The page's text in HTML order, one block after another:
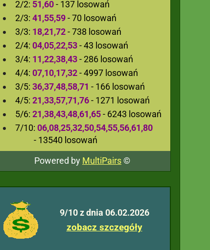
2/2: 51,60- 137 losowań
2/3: 41,55,59- 70 losowań
3/3: 18,21,72- 738 losowań
2/4: 04,05,22,53- 43 losowań
3/4: 11,22,38,43- 286 losowań
4/4: 07,10,17,32- 4997 losowań
3/5: 36,37,48,58,71 - 166 losowań
4/5: 21,33,57,71,76- 1271 losowań
5/6: 21,38,43,48,61,65- 6243 losowań
7/10: 06,08,25,32,50,54,55,56,61,80
- 13540 losowań
Powered by MultiPairs©
9/10 z dnia 06.02.2026
zobacz szczegóły